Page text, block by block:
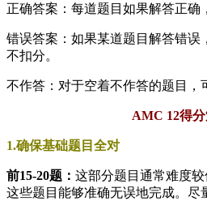
正确答案：每道题目如果解答正确
错误答案：如果某道题目解答错误
不扣分。
不作答：对于空着不作答的题目，
AMC 12得
1.确保基础题目全对
前15-20题： 这部分题目通常难度
这些题目能够准确无误地完成。尽